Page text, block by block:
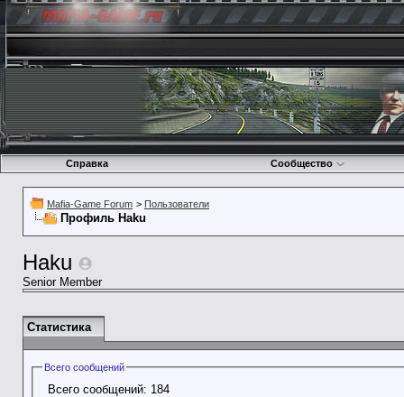
Справка Сообщество
Mafia-Game Forum > Пользователи
Профиль Haku
Haku
Senior Member
Статистика
Всего сообщений
Всего сообщений: 184